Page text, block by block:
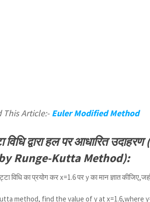
This Article:- Euler Modified Method
द्वारा हल पर आधारित
Runge-Kutta Method):
विधि का प्रयोग कर x=1.6 पर y का मान ज्ञात
method, find the value of y at x=1.6,where